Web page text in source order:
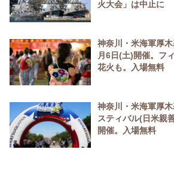
火大会」は中止に
神奈川・米海軍厚
月6日(土)開催。フ
花火も。入場無料
神奈川・米海軍厚
スティバル(日米親
開催。入場無料